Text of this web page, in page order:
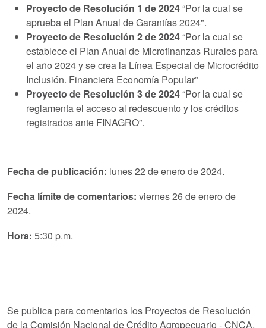
Proyecto de Resolución 1 de 2024“Por la cual se
aprueba el Plan Anual de Garantías 2024".
Proyecto de Resolución 2 de 2024“Por la cual se
establece el Plan Anual de Microfinanzas Rurales para
el año 2024 y se crea la Línea Especial de Microcrédito
Inclusión. Financiera Economía Popular”
Proyecto de Resolución 3 de 2024“Por la cual se
reglamenta el acceso al redescuento y los créditos
registrados ante FINAGRO”.
Fecha de publicación: lunes 22 de enero de 2024.
Fecha límite de comentarios: viernes 26 de enero de
2024.
Hora: 5:30 p.m.
Se publica para comentarios los Proyectos de Resolución
de la Comisión Nacional de Crédito Agropecuario - CNCA,